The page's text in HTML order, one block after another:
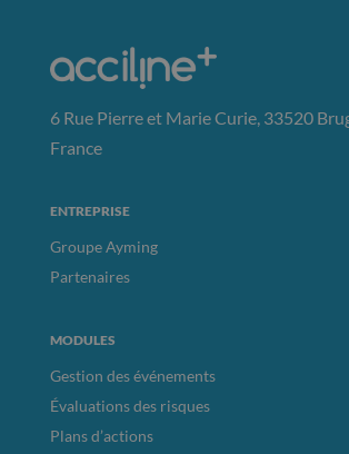
6 Rue Pierre et Marie Curie, 33520
France
ENTREPRISE
Groupe Ayming
Partenaires
MODULES
Gestion des événements
Évaluations des risques
Plans d’actions